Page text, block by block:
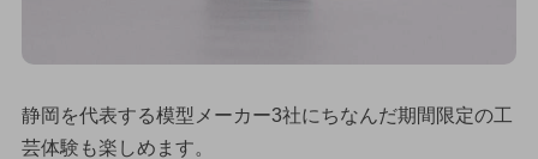
静岡を代表する模型メーカー3社にちなんだ期間限定の工
芸体験も楽しめます。